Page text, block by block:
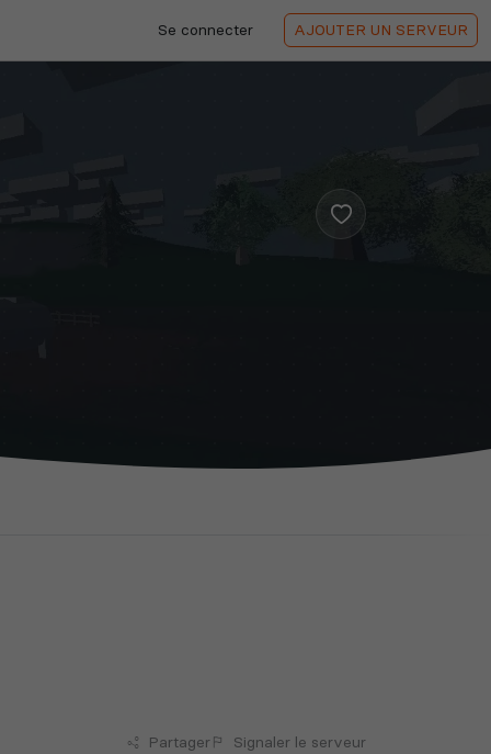
Se connecter AJOUTER UN SERVEUR
Partager Signaler le serveur